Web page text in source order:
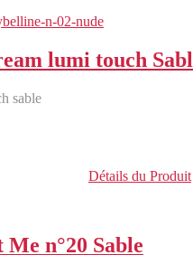
lumi touch
sable
Détails du Produit
n°20 Sable